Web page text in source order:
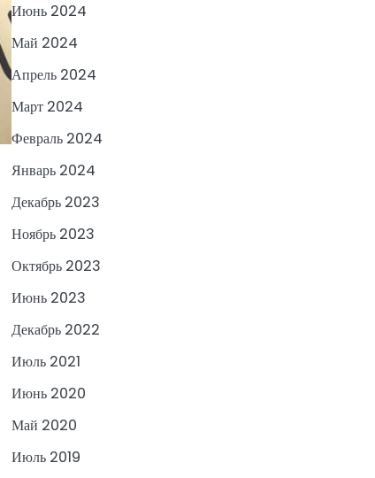
Июнь 2024
Май 2024
Апрель 2024
Март 2024
Февраль 2024
Январь 2024
Декабрь 2023
Ноябрь 2023
Октябрь 2023
Июнь 2023
Декабрь 2022
Июль 2021
Июнь 2020
Май 2020
Июль 2019